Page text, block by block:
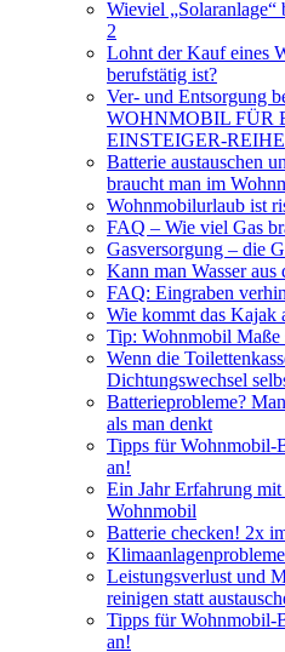
Wieviel
2
Lohnt der Kauf eines
berufstätig ist?
Ver- und Entsorgung
WOHNMOBIL FÜR
EINSTEIGER-REIHE
Batterie austauschen
braucht man im
Wohnmobilurlaub ist
FAQ – Wie viel Gas
Gasversorgung – die
Kann man Wasser
FAQ: Eingraben
Wie kommt das Kajak
Tip: Wohnmobil Maße
Wenn die
Dichtungswechsel
Batterieprobleme?
als man denkt
Tipps für Wohnmobil-
an!
Ein Jahr Erfahrung
Wohnmobil
Batterie checken! 2x
Leistungsverlust und
reinigen statt
Tipps für Wohnmobil-
an!